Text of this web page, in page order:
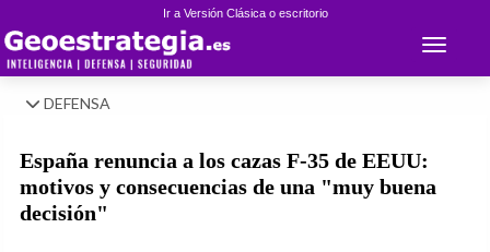
Ir a Versión Clásica o escritorio
Toggle
DEFENSA
España renuncia a los cazas F-35 de EEUU:
motivos y consecuencias de una "muy buena
decisión"